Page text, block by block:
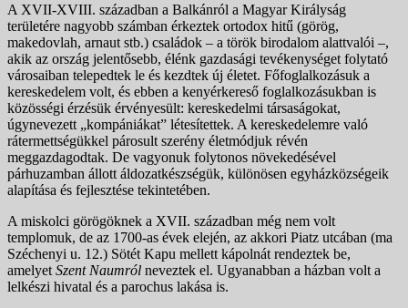
A XVII-XVIII. században a Balkánról a Magyar Királyság
területére nagyobb számban érkeztek ortodox hitű (görög,
makedovlah, arnaut stb.) családok – a török birodalom alattvalói –,
akik az ország jelentősebb, élénk gazdasági tevékenységet folytató
városaiban telepedtek le és kezdtek új életet. Főfoglalkozásuk a
kereskedelem volt, és ebben a kenyérkereső foglalkozásukban is
közösségi érzésük érvényesült: kereskedelmi társaságokat,
úgynevezett „kompániákat” létesítettek. A kereskedelemre való
rátermettségükkel párosult szerény életmódjuk révén
meggazdagodtak. De vagyonuk folytonos növekedésével
párhuzamban állott áldozatkészségük, különösen egyházközségeik
alapítása és fejlesztése tekintetében.
A miskolci görögöknek a XVII. században még nem volt
templomuk, de az 1700-as évek elején, az akkori Piatz utcában (ma
Széchenyi u. 12.) Sötét Kapu mellett kápolnát rendeztek be,
amelyet Szent Naumról neveztek el. Ugyanabban a házban volt a
lelkészi hivatal és a parochus lakása is.